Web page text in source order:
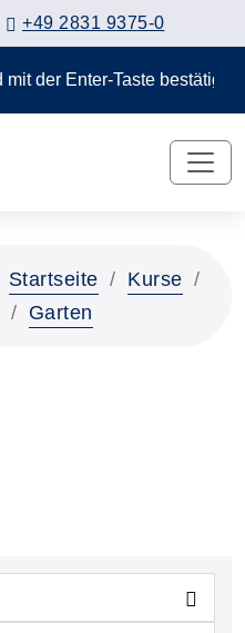
+49 2831 9375-0
Startseite
Kurse
Garten